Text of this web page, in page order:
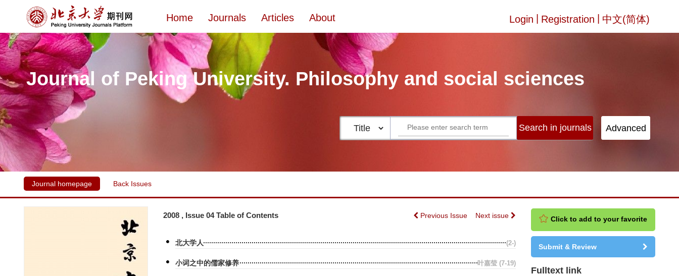
Login Registration 中文(简体)
Home Journals Articles About
Journal of Peking University. Philosophy and social sciences
Journal homepage Back Issues
2008 , Issue 04 Table of Contents Previous Issue Next issue
北大学人 (2-)
小词之中的儒家修养 叶嘉莹 (7-19)
Click to add to your favorite
Submit & Review
Fulltext link